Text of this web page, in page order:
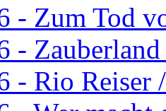
- Zum Tod
-
- Rio Reiser